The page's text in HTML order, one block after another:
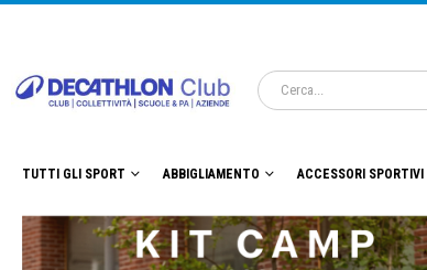
TUTTI GLI SPORT ABBIGLIAMENTO ACCESSORI SPORTIVI